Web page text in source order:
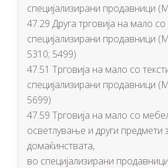
специјализирани продавници
47.29 Друга трговија на мало
специјализирани продавници
5310; 5499)
47.51 Трговија на мало со
специјализирани продавници
5699)
47.59 Трговија на мало со
осветлување и други предмети
домаќинствата,
во специјализирани